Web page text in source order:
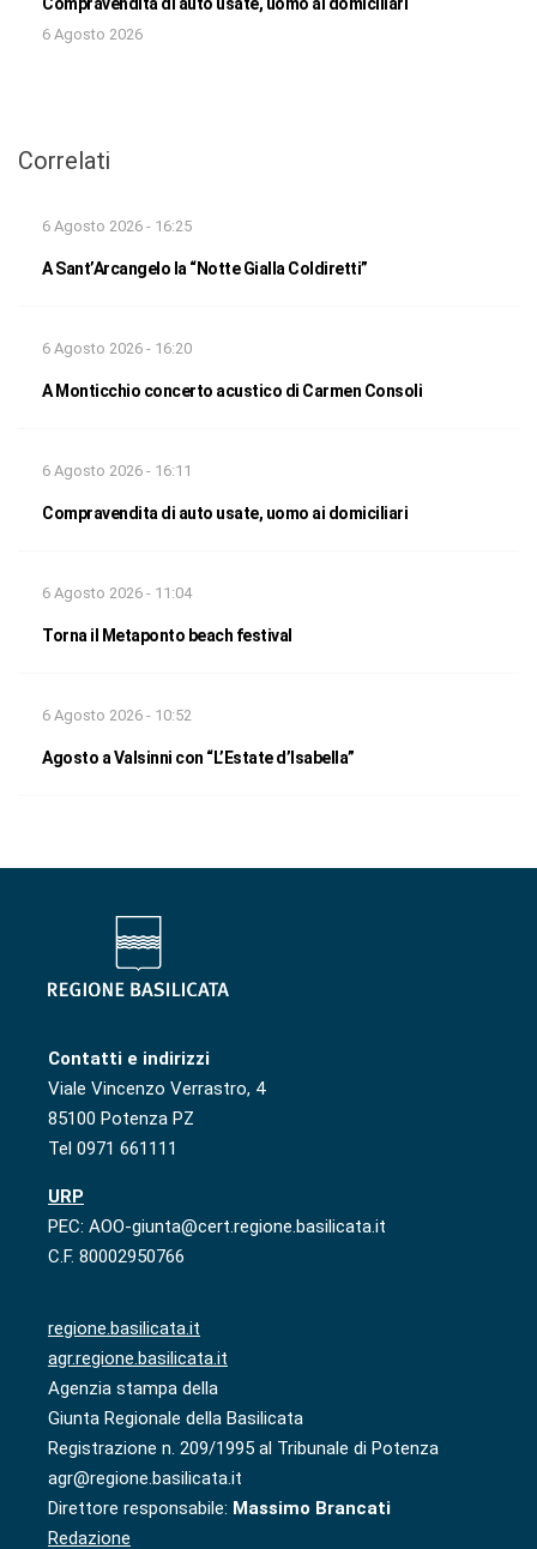
6 Agosto 2026
Correlati
6 Agosto 2026 - 16:25
A Sant’Arcangelo la “Notte Gialla Coldiretti”
6 Agosto 2026 - 16:20
A Monticchio concerto acustico di Carmen Consoli
6 Agosto 2026 - 16:11
Compravendita di auto usate, uomo ai domiciliari
6 Agosto 2026 - 11:04
Torna il Metaponto beach festival
6 Agosto 2026 - 10:52
Agosto a Valsinni con “L’Estate d’Isabella”
Contatti e indirizzi
Viale Vincenzo Verrastro, 4
85100 Potenza PZ
Tel 0971 661111
URP
PEC: AOO-giunta@cert.regione.basilicata.it
C.F. 80002950766
regione.basilicata.it
agr.regione.basilicata.it
Agenzia stampa della
Giunta Regionale della Basilicata
Registrazione n. 209/1995 al Tribunale di Potenza
agr@regione.basilicata.it
Direttore responsabile: Massimo Brancati
Redazione